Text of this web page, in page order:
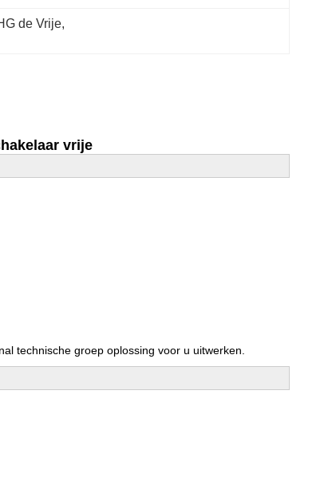
de Vrije,
vrije
technische groep oplossing voor u uitwerken.